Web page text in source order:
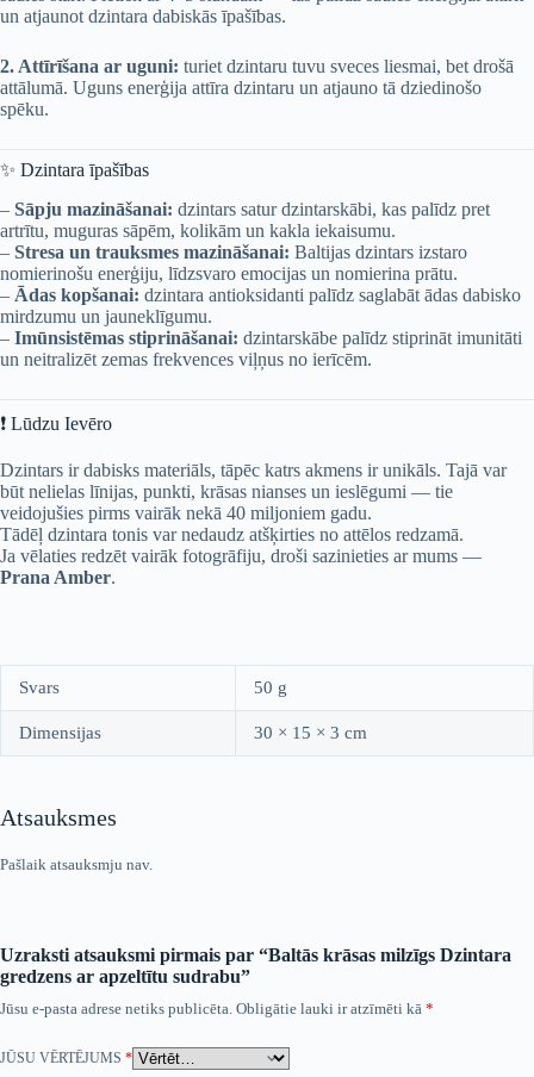
un atjaunot dzintara dabiskās īpašības.
2. Attīrīšana ar uguni: turiet dzintaru tuvu sveces liesmai, bet drošā
attālumā. Uguns enerģija attīra dzintaru un atjauno tā dziedinošo
spēku.
✨ Dzintara īpašības
– Sāpju mazināšanai: dzintars satur dzintarskābi, kas palīdz pret
artrītu, muguras sāpēm, kolikām un kakla iekaisumu.
– Stresa un trauksmes mazināšanai: Baltijas dzintars izstaro
nomierinošu enerģiju, līdzsvaro emocijas un nomierina prātu.
– Ādas kopšanai: dzintara antioksidanti palīdz saglabāt ādas dabisko
mirdzumu un jauneklīgumu.
– Imūnsistēmas stiprināšanai: dzintarskābe palīdz stiprināt imunitāti
un neitralizēt zemas frekvences viļņus no ierīcēm.
❗ Lūdzu Ievēro
Dzintars ir dabisks materiāls, tāpēc katrs akmens ir unikāls. Tajā var
būt nelielas līnijas, punkti, krāsas nianses un ieslēgumi — tie
veidojušies pirms vairāk nekā 40 miljoniem gadu.
Tādēļ dzintara tonis var nedaudz atšķirties no attēlos redzamā.
Ja vēlaties redzēt vairāk fotogrāfiju, droši sazinieties ar mums —
Prana Amber.
Svars 50 g
Dimensijas 30 × 15 × 3 cm
Atsauksmes
Pašlaik atsauksmju nav.
Uzraksti atsauksmi pirmais par “Baltās krāsas milzīgs Dzintara
gredzens ar apzeltītu sudrabu”
Jūsu e-pasta adrese netiks publicēta. Obligātie lauki ir atzīmēti kā *
JŪSU VĒRTĒJUMS *